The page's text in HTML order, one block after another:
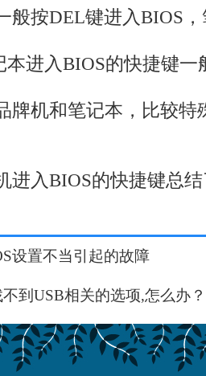
般按DEL键进入BIOS
本进入BIOS的快捷键一
牌机和笔记本，比较特
进入BIOS的快捷键总
设置不当引起的故障
到USB相关的选项,怎么办？